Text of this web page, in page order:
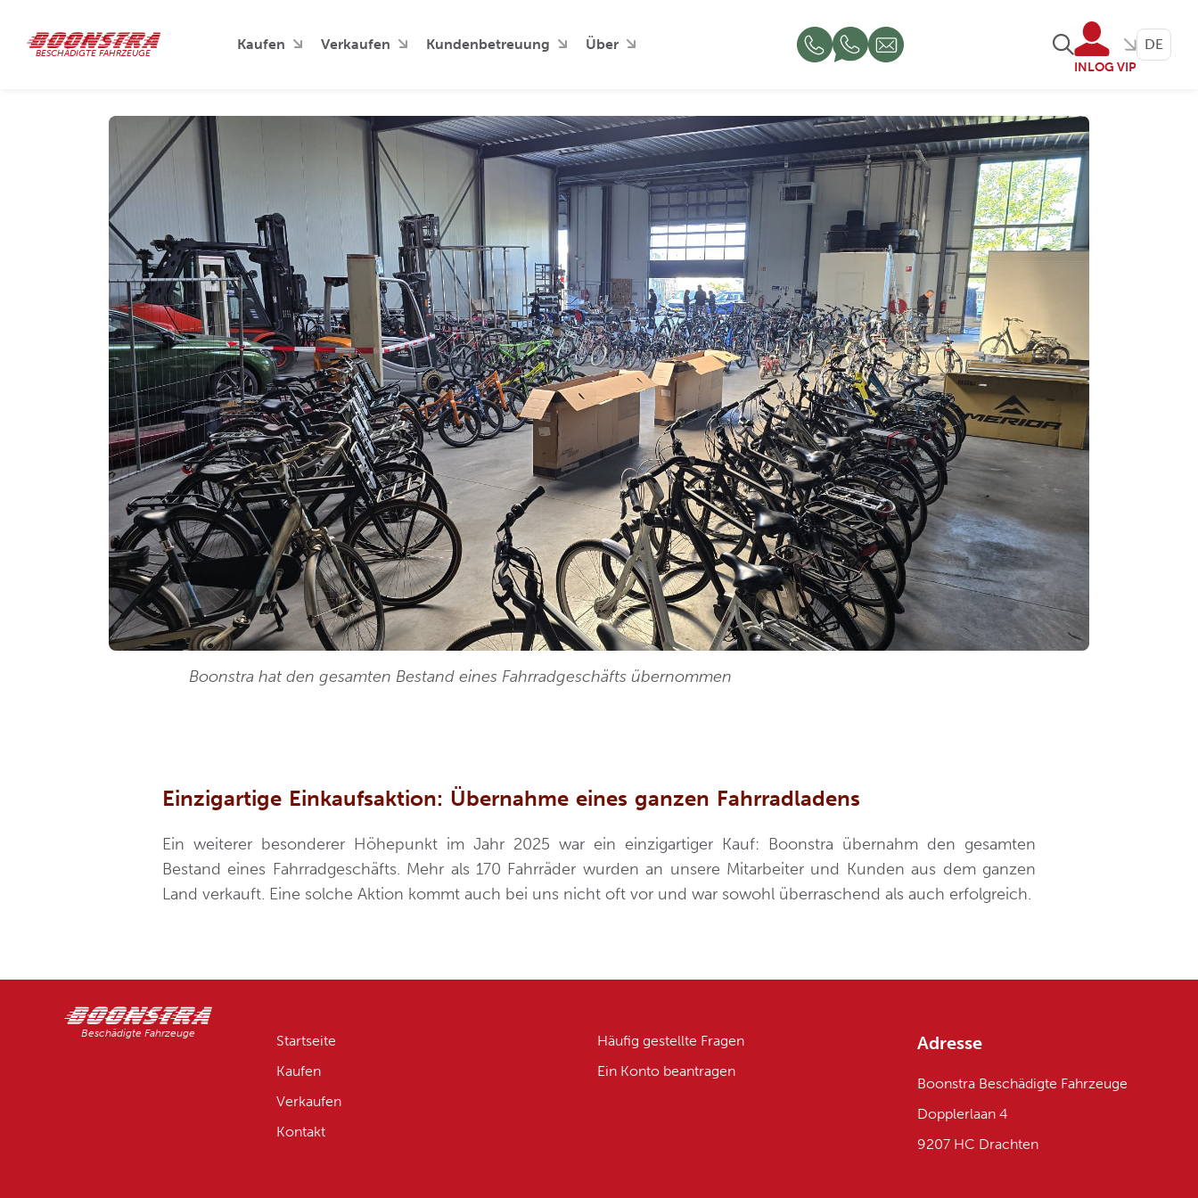
BESCHÄDIGTE FAHRZEUGE
Kaufen Verkaufen Kundenbetreuung Über
INLOG VIP
DE
Boonstra hat den gesamten Bestand eines Fahrradgeschäfts übernommen
Einzigartige Einkaufsaktion: Übernahme eines ganzen Fahrradladens
Ein weiterer besonderer Höhepunkt im Jahr 2025 war ein einzigartiger Kauf: Boonstra übernahm den gesamten
Bestand eines Fahrradgeschäfts. Mehr als 170 Fahrräder wurden an unsere Mitarbeiter und Kunden aus dem ganzen
Land verkauft. Eine solche Aktion kommt auch bei uns nicht oft vor und war sowohl überraschend als auch erfolgreich.
Beschädigte Fahrzeuge
Startseite
Kaufen
Verkaufen
Kontakt
Häufig gestellte Fragen
Ein Konto beantragen
Adresse
Boonstra Beschädigte Fahrzeuge
Dopplerlaan 4
9207 HC Drachten